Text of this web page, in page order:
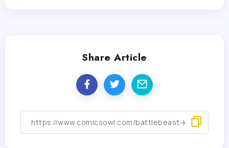
Share Article